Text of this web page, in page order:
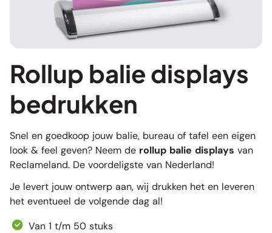
Rollup balie displays
bedrukken
Snel en goedkoop jouw balie, bureau of tafel een eigen
look & feel geven? Neem de rollup balie displays van
Reclameland. De voordeligste van Nederland!
Je levert jouw ontwerp aan, wij drukken het en leveren
het eventueel de volgende dag al!
Van 1 t/m 50 stuks